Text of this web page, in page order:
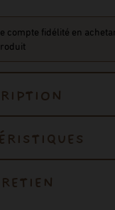
compte fidélité en